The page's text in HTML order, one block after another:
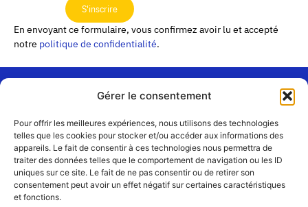
Gérer le consentement
Pour offrir les meilleures expériences, nous utilisons des technologies
telles que les cookies pour stocker et/ou accéder aux informations des
appareils. Le fait de consentir à ces technologies nous permettra de
traiter des données telles que le comportement de navigation ou les ID
uniques sur ce site. Le fait de ne pas consentir ou de retirer son
consentement peut avoir un effet négatif sur certaines caractéristiques
et fonctions.
S'inscrire
En envoyant ce formulaire, vous confirmez avoir lu et accepté
notre politique de confidentialité.
Contact
Équipe
« Les
Passerelles »
24 Avenue
Joannès
Masset
CS51001
Rejoignez-
nous